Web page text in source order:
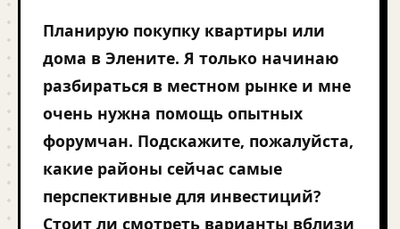
Планирую покупку квартиры или
дома в Элените. Я только начинаю
разбираться в местном рынке и мне
очень нужна помощь опытных
форумчан. Подскажите, пожалуйста,
какие районы сейчас самые
перспективные для инвестиций?
Стоит ли смотреть варианты вблизи